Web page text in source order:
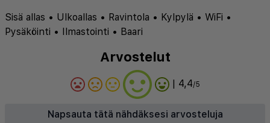
Sisä allas • Ulkoallas • Ravintola • Kylpylä • WiFi •
Pysäköinti • Ilmastointi • Baari
Arvostelut
| 4,4/5
Napsauta tätä nähdäksesi arvosteluja